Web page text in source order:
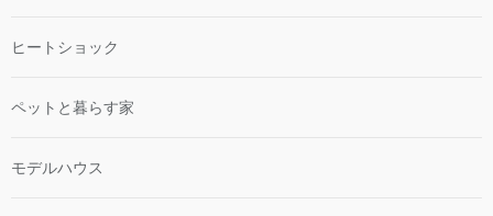
ヒートショック
ペットと暮らす家
モデルハウス